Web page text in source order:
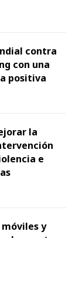
contra
con una
positiva
la
e
y
los centros